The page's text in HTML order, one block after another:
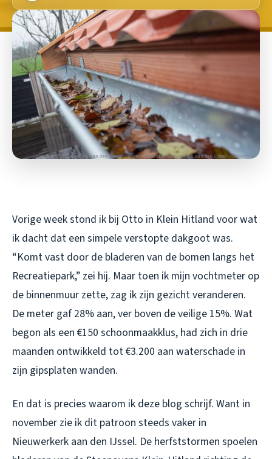
Vorige week stond ik bij Otto in Klein Hitland voor wat
ik dacht dat een simpele verstopte dakgoot was.
“Komt vast door de bladeren van de bomen langs het
Recreatiepark,” zei hij. Maar toen ik mijn vochtmeter op
de binnenmuur zette, zag ik zijn gezicht veranderen.
De meter gaf 28% aan, ver boven de veilige 15%. Wat
begon als een €150 schoonmaakklus, had zich in drie
maanden ontwikkeld tot €3.200 aan waterschade in
zijn gipsplaten wanden.
En dat is precies waarom ik deze blog schrijf. Want in
november zie ik dit patroon steeds vaker in
Nieuwerkerk aan den IJssel. De herfststormen spoelen